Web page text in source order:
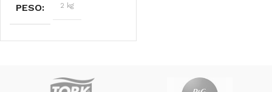
PESO 2 kg
DIMENSIONES